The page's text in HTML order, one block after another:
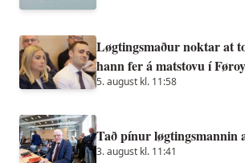
Løgtingsmaður noktar at
hann fer á matstovu í
5. august kl. 11:58
Tað pínur løgtingsmannin
3. august kl. 11:41